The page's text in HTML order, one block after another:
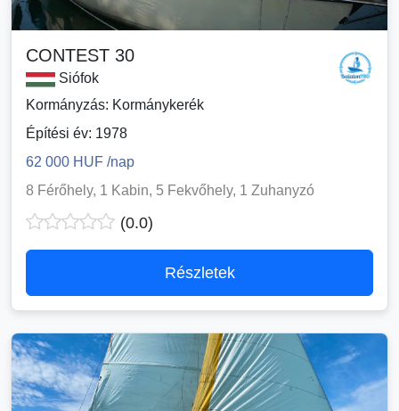
CONTEST 30
Siófok
Kormányzás: Kormánykerék
Építési év: 1978
62 000 HUF /nap
8 Férőhely, 1 Kabin, 5 Fekvőhely, 1 Zuhanyzó
(0.0)
Részletek